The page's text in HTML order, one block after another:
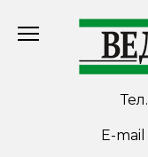
Тел.
E-mail